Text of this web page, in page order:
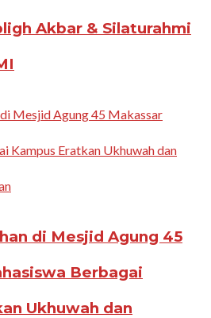
Akbar & Silaturahmi
di Mesjid Agung 45
Berbagai
Ukhuwah dan